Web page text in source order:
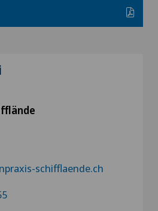
schifflaende.ch